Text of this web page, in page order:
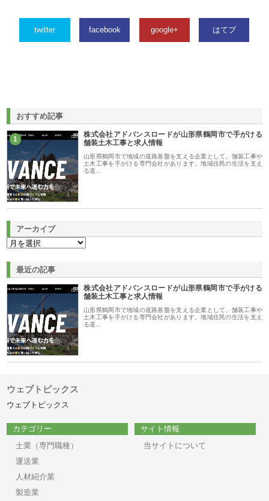
twitter facebook google+ はてブ
おすすめ記事
1
株式会社アドバンスロードが山形県鶴岡市で手がける
舗装土木工事と求人情報
山形県鶴岡市で地域の道路基盤を支える企業として、舗装工事や
土木工事を手がける専門会社があります。地域住民の生活を支え
る道…
アーカイブ
最近の記事
株式会社アドバンスロードが山形県鶴岡市で手がける
舗装土木工事と求人情報
山形県鶴岡市で地域の道路基盤を支える企業として、舗装工事や
土木工事を手がける専門会社があります。地域住民の生活を支え
る道…
ウェブトピックス
ウェブトピックス
カテゴリー
士業（専門職種）
運送業
人材紹介業
製造業
サイト情報
当サイトについて